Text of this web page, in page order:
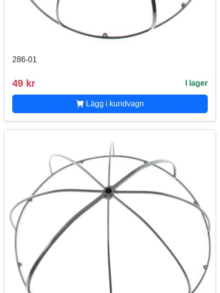
286-01
49 kr I lager
Lägg i kundvagn